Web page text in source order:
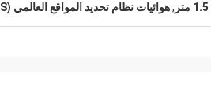
,هوائيات نظام تحديد المواقع العالمي (GPS)